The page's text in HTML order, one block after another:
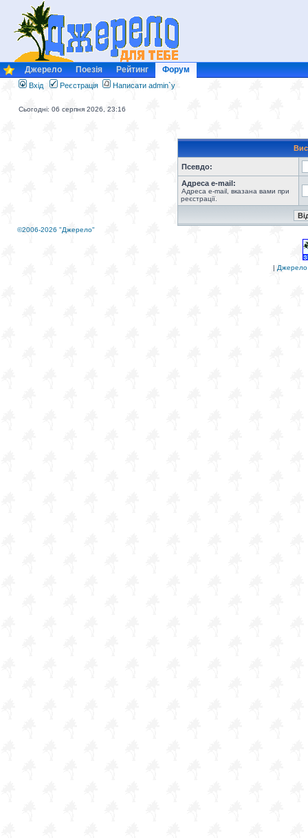
Джерело Поезія Рейтинг Форум
Вхід Реєстрація Написати admin`у
Сьогодні: 06 серпня 2026, 23:16
Псевдо:
Адреса e-mail:
Адреса e-mail, вказана вами при
реєстрації.
©2006-2026 "Джерело"
| Джерело